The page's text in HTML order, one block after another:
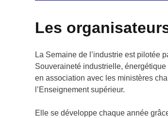
Les
La Semaine de l’industrie est pilotée
Souveraineté industrielle,
en association avec les ministères
l’Enseignement supérieur.
Elle se développe chaque année